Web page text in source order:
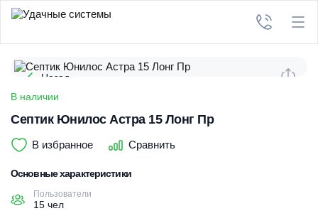
Назад
В наличии
Септик Юнилос Астра 15 Лонг Пр
В избранное Сравнить
Основные характеристики
Пользователи
15 чел